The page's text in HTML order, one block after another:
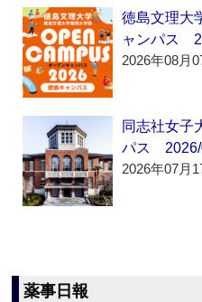
徳島文理
ャンパス
2026年08月
同志社女子
パス 2026/
2026年07月
薬事日報